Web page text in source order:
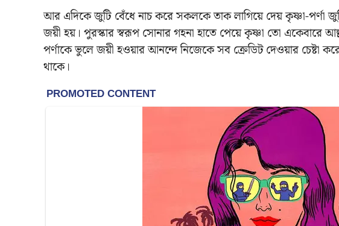
আর এদিকে জুটি বেঁধে নাচ করে সকলকে তাক লাগিয়ে দেয় কৃষ্ণা-পর্ণা
জয়ী হয়। পুরস্কার স্বরূপ সোনার গহনা হাতে পেয়ে কৃষ্ণা তো একেবারে
পর্ণাকে ভুলে জয়ী হওয়ার আনন্দে নিজেকে সব ক্রেডিট দেওয়ার চেষ্টা
থাকে।